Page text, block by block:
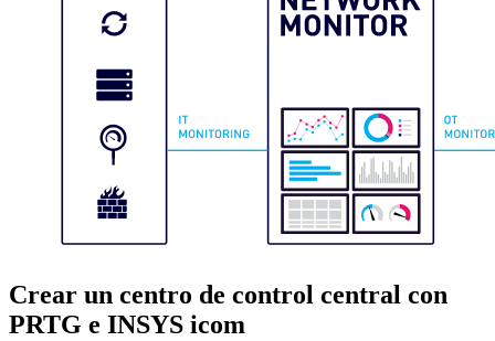
Crear un centro de control central con
PRTG e INSYS icom